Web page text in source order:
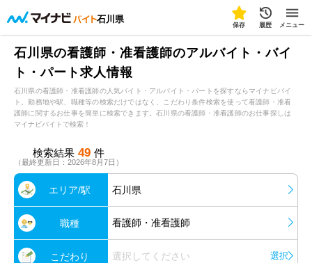
石川県
保存 履歴 メニュー
石川県の看護師・准看護師のアルバイト・バイ
ト・パート求人情報
石川県の看護師・准看護師の人気バイト・アルバイト・パートを探すならマイナビバイ
ト。勤務地や駅、職種等の検索だけではなく、こだわり条件検索を使って看護師・准看
護師に関するお仕事を簡単に検索できます。石川県の看護師・准看護師のお仕事探しは
マイナビバイトで検索！
検索結果 49 件
（最終更新日：2026年8月7日）
エリア/駅 石川県
職種 看護師・准看護師
こだわり 選択してください 選択